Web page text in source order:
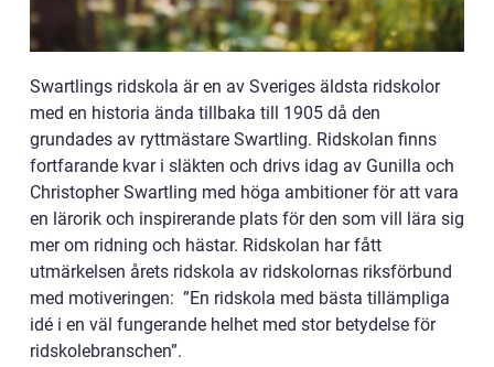
Swartlings ridskola är en av Sveriges äldsta ridskolor
med en historia ända tillbaka till 1905 då den
grundades av ryttmästare Swartling. Ridskolan finns
fortfarande kvar i släkten och drivs idag av Gunilla och
Christopher Swartling med höga ambitioner för att vara
en lärorik och inspirerande plats för den som vill lära sig
mer om ridning och hästar. Ridskolan har fått
utmärkelsen årets ridskola av ridskolornas riksförbund
med motiveringen: ”En ridskola med bästa tillämpliga
idé i en väl fungerande helhet med stor betydelse för
ridskolebranschen”.